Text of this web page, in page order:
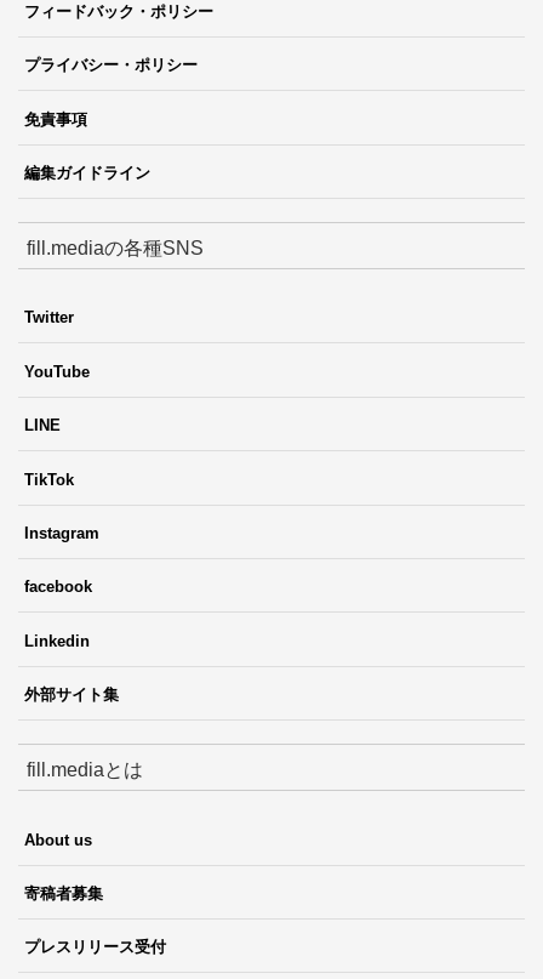
フィードバック・ポリシー
プライバシー・ポリシー
免責事項
編集ガイドライン
fill.mediaの各種SNS
Twitter
YouTube
LINE
TikTok
Instagram
facebook
Linkedin
外部サイト集
fill.mediaとは
About us
寄稿者募集
プレスリリース受付